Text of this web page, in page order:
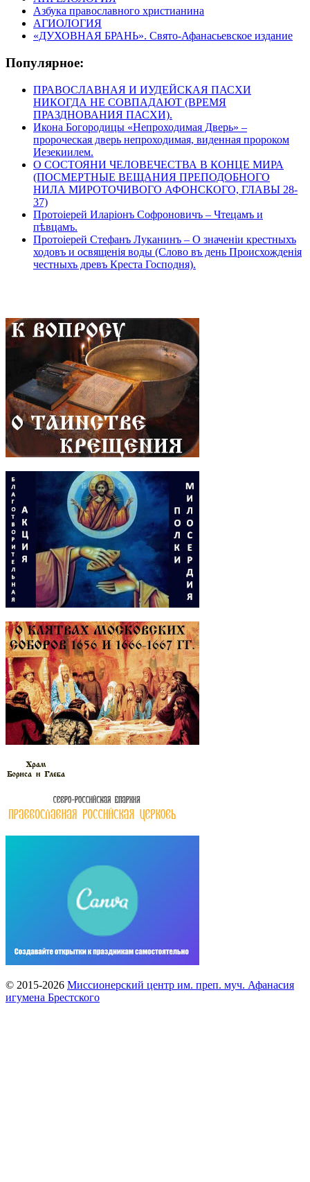
Азбука православного христианина
АГИОЛОГИЯ
«ДУХОВНАЯ БРАНЬ». Свято-Афанасьевское издание
Популярное:
ПРАВОСЛАВНАЯ И ИУДЕЙСКАЯ ПАСХИ
НИКОГДА НЕ СОВПАДАЮТ (ВРЕМЯ
ПРАЗДНОВАНИЯ ПАСХИ).
Икона Богородицы «Непроходимая Дверь» –
пророческая дверь непроходимая, виденная пророком
Иезекиилем.
О СОСТОЯНИ ЧЕЛОВЕЧЕСТВА В КОНЦЕ МИРА
(ПОСМЕРТНЫЕ ВЕЩАНИЯ ПРЕПОДОБНОГО
НИЛА МИРОТОЧИВОГО АФОНСКОГО, ГЛАВЫ 28-
37)
Протоіерей Иларіонъ Софроновичъ – Чтецамъ и
пѣвцамъ.
Протоіерей Стефанъ Луканинъ – О значеніи крестныхъ
ходовъ и освященія воды (Слово въ день Происхожденія
честныхъ древъ Креста Господня).
© 2015-2026 Миссионерский центр им. преп. муч. Афанасия
игумена Брестского